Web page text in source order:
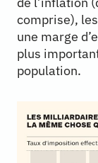
comprise),
une marge
plus
population.